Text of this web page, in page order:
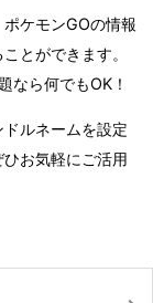
ポケモンGOの情報
とができます。
なら何でもOK！
ルネームを設定
お気軽にご活用